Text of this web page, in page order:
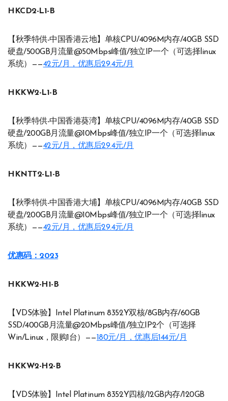
HKCD2-L1-B
【秋季特供-中国香港云地】单核CPU/4096M内存/40GB SSD
硬盘/500GB月流量@50Mbps峰值/独立IP一个（可选择linux
系统）——42元/月，优惠后29.4元/月
HKKW2-L1-B
【秋季特供-中国香港葵湾】单核CPU/4096M内存/40GB SSD
硬盘/200GB月流量@10Mbps峰值/独立IP一个（可选择linux
系统）——42元/月，优惠后29.4元/月
HKNTT2-L1-B
【秋季特供-中国香港大埔】单核CPU/4096M内存/40GB SSD
硬盘/200GB月流量@10Mbps峰值/独立IP一个（可选择linux
系统）——42元/月，优惠后29.4元/月
优惠码：2023
HKKW2-H1-B
【VDS体验】Intel Platinum 8352Y双核/8GB内存/60GB
SSD/400GB月流量@20Mbps峰值/独立IP2个（可选择
Win/Linux，限购1台）——180元/月，优惠后144元/月
HKKW2-H2-B
【VDS体验】Intel Platinum 8352Y四核/12GB内存/120GB